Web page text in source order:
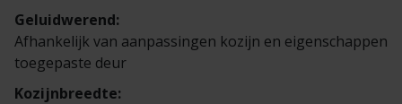
Diensten
Technische documentatie
Prefab woning
Handelspartner
Rookwerend
Duurzaamheid
Verkooppunten
Veelgestelde vragen
GND Garantiedeuren
Werken bij Berkvens
Geluidwerend:
Afhankelijk van aanpassingen kozijn en eigenschappen
toegepaste deur
Kozijnbreedte: